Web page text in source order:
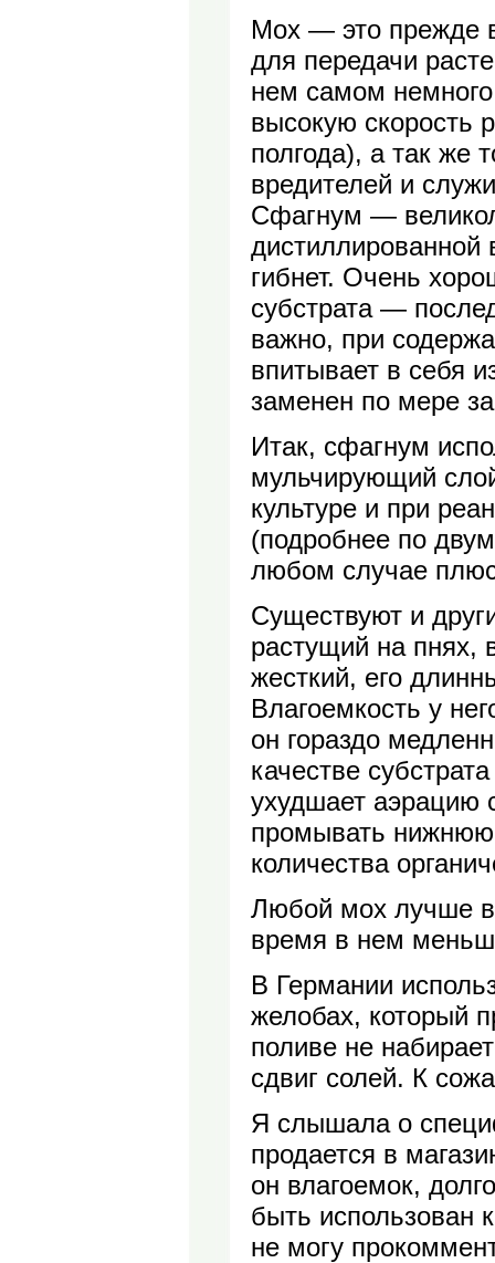
Мох — это прежде
для передачи
нем самом
высокую скорость
полгода), а так же
вредителей и
Сфагнум —
дистиллированной
гибнет. Очень
субстрата —
важно, при
впитывает в себя
заменен по мере
Итак, сфагнум
мульчирующий
культуре и при
(подробнее по
любом случае
Существуют и
растущий на пнях,
жесткий, его
Влагоемкость у
он гораздо
качестве
ухудшает аэрацию
промывать нижнюю
количества
Любой мох лучше
время в нем
В Германии
желобах, который
поливе не
сдвиг солей. К
Я слышала о
продается в
он влагоемок,
быть использован
не могу